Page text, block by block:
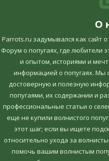
О
Parrots.ru задумывался как сайт
Форум о попугаях, где любители
и опытом, историями и
информацией о попугаях. Мы
достоверную и полезную
попугаями, их содержании и
профессиональные статьи о
еще не купили волнистого
этот шаг; если вы ищете
относительно ухода за
помочь вашим волнистым